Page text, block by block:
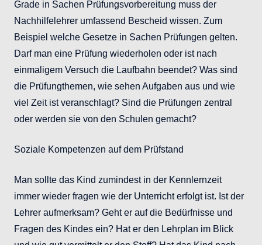
Grade in Sachen Prüfungsvorbereitung muss der
Nachhilfelehrer umfassend Bescheid wissen. Zum
Beispiel welche Gesetze in Sachen Prüfungen gelten.
Darf man eine Prüfung wiederholen oder ist nach
einmaligem Versuch die Laufbahn beendet? Was sind
die Prüfungthemen, wie sehen Aufgaben aus und wie
viel Zeit ist veranschlagt? Sind die Prüfungen zentral
oder werden sie von den Schulen gemacht?
Soziale Kompetenzen auf dem Prüfstand
Man sollte das Kind zumindest in der Kennlernzeit
immer wieder fragen wie der Unterricht erfolgt ist. Ist der
Lehrer aufmerksam? Geht er auf die Bedürfnisse und
Fragen des Kindes ein? Hat er den Lehrplan im Blick